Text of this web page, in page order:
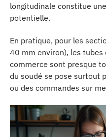
longitudinale constitue
potentielle.
En pratique, pour les
40 mm environ), les tubes
commerce sont presque
du soudé se pose surtout
ou des commandes sur